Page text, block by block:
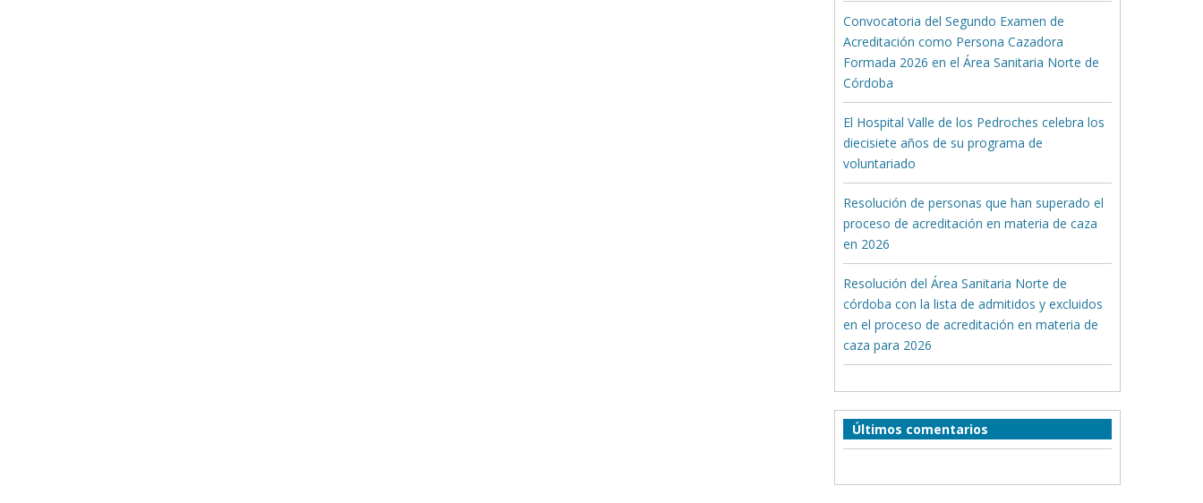
Convocatoria del Segundo Examen de
Acreditación como Persona Cazadora
Formada 2026 en el Área Sanitaria Norte de
Córdoba
El Hospital Valle de los Pedroches celebra los
diecisiete años de su programa de
voluntariado
Resolución de personas que han superado el
proceso de acreditación en materia de caza
en 2026
Resolución del Área Sanitaria Norte de
córdoba con la lista de admitidos y excluidos
en el proceso de acreditación en materia de
caza para 2026
Últimos comentarios